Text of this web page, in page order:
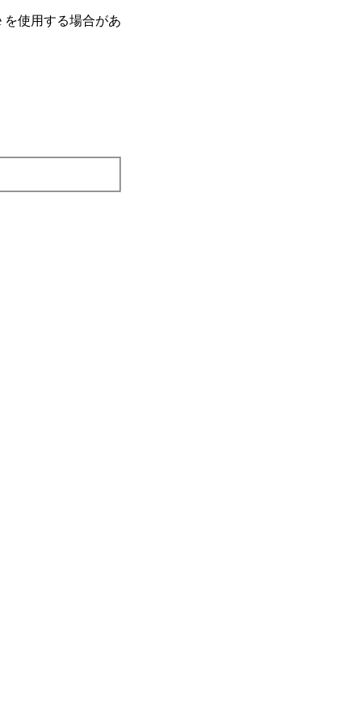
使⽤する場合があ